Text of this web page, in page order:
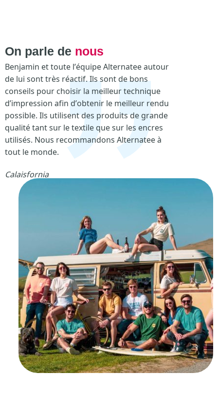
On parle de nous
Benjamin et toute l’équipe Alternatee autour
de lui sont très réactif. Ils sont de bons
conseils pour choisir la meilleur technique
d’impression afin d’obtenir le meilleur rendu
possible. Ils utilisent des produits de grande
qualité tant sur le textile que sur les encres
utilisés. Nous recommandons Alternatee à
tout le monde.
Calaisfornia